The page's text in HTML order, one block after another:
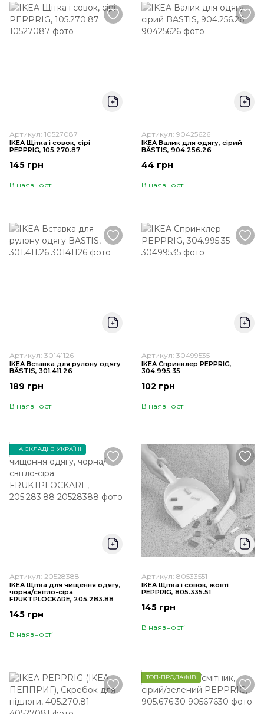
Артикул: 10527087
IKEA Щітка і совок, сірі
PEPPRIG, 105.270.87
145 грн
В наявності
Артикул: 90425626
IKEA Валик для одягу, сірий
BÄSTIS, 904.256.26
44 грн
В наявності
Артикул: 30141126
IKEA Вставка для рулону одягу
BÄSTIS, 301.411.26
189 грн
В наявності
Артикул: 30499535
IKEA Спринклер PEPPRIG,
304.995.35
102 грн
В наявності
НА СКЛАДІ В УКРАЇНІ
Артикул: 20528388
IKEA Щітка для чищення одягу,
чорна/світло-сіра
FRUKTPLOCKARE, 205.283.88
145 грн
В наявності
Артикул: 80533551
IKEA Щітка і совок, жовті
PEPPRIG, 805.335.51
145 грн
В наявності
ТОП-ПРОДАЖІВ